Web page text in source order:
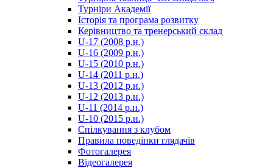
Турніри Академії
Історія та програма розвитку
Керівництво та тренерський склад
U-17 (2008 р.н.)
U-16 (2009 р.н.)
U-15 (2010 р.н.)
U-14 (2011 р.н.)
U-13 (2012 р.н.)
U-12 (2013 р.н.)
U-11 (2014 р.н.)
U-10 (2015 р.н.)
Спілкування з клубом
Правила поведінки глядачів
Фотогалерея
Відеогалерея